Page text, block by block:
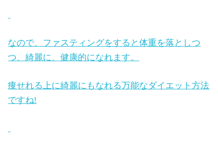
なので、ファスティングをすると体重を落としつ
つ、綺麗に、健康的になれます。
痩せれる上に綺麗にもなれる万能なダイエット方法
ですね!